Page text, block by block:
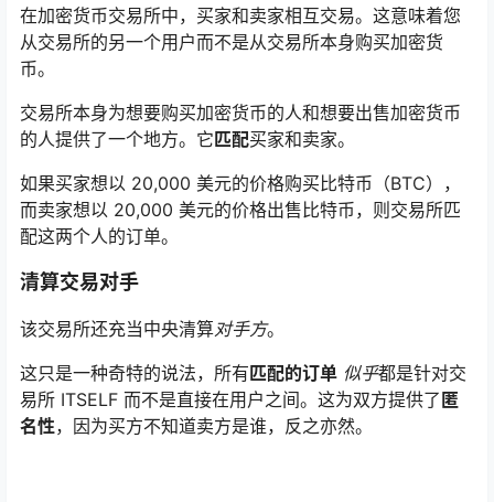
在加密货币交易所中，买家和卖家相互交易。这意味着您
从交易所的另一个用户而不是从交易所本身购买加密货
币。
交易所本身为想要购买加密货币的人和想要出售加密货币
的人提供了一个地方。它 匹配买家和卖家。
如果买家想以 20,000 美元的价格购买比特币（BTC），
而卖家想以 20,000 美元的价格出售比特币，则交易所匹
配这两个人的订单。
清算交易对手
该交易所还充当中央清算对手方。
这只是一种奇特的说法，所有 匹配的订单 似乎都是针对交
易所 ITSELF 而不是直接在用户之间。这为双方提供了 匿
名性，因为买方不知道卖方是谁，反之亦然。